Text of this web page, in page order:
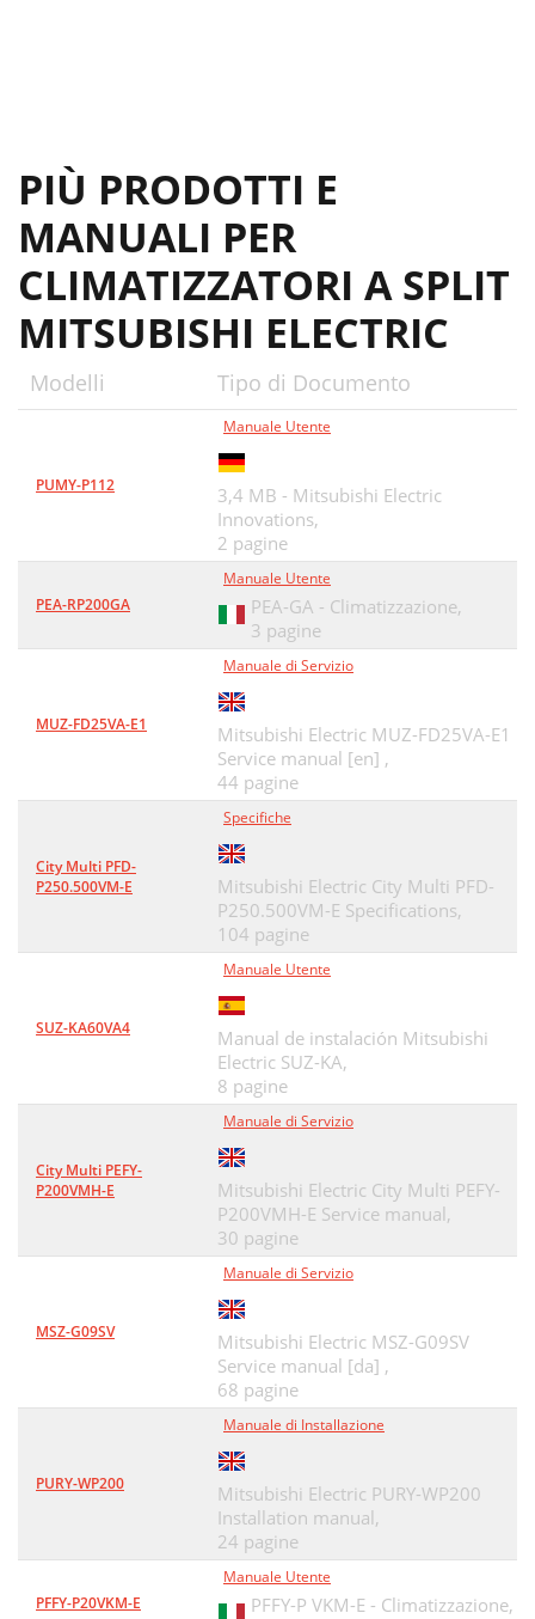
PIÙ PRODOTTI E
MANUALI PER
CLIMATIZZATORI A SPLIT
MITSUBISHI ELECTRIC
Modelli Tipo di Documento
PUMY-P112
Manuale Utente
3,4 MB - Mitsubishi Electric
Innovations,
2 pagine
PEA-RP200GA
Manuale Utente
PEA-GA - Climatizzazione,
3 pagine
MUZ-FD25VA-E1
Manuale di Servizio
Mitsubishi Electric MUZ-FD25VA-E1
Service manual [en] ,
44 pagine
City Multi PFD-
P250.500VM-E
Specifiche
Mitsubishi Electric City Multi PFD-
P250.500VM-E Specifications,
104 pagine
SUZ-KA60VA4
Manuale Utente
Manual de instalación Mitsubishi
Electric SUZ-KA,
8 pagine
City Multi PEFY-
P200VMH-E
Manuale di Servizio
Mitsubishi Electric City Multi PEFY-
P200VMH-E Service manual,
30 pagine
MSZ-G09SV
Manuale di Servizio
Mitsubishi Electric MSZ-G09SV
Service manual [da] ,
68 pagine
PURY-WP200
Manuale di Installazione
Mitsubishi Electric PURY-WP200
Installation manual,
24 pagine
PFFY-P20VKM-E
Manuale Utente
PFFY-P VKM-E - Climatizzazione,